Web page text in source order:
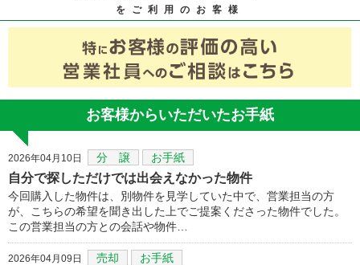
をご利用のお客様
お客様からいただいたお手紙
2026年04月10日 分 譲 お手紙
自分で探しただけでは出会えなかった物件
今回購入した物件は、別物件を見学していた中で、営業担当の方
が、こちらの希望を聞き出した上でご提案くださった物件でした。
この営業担当の方との会話や物件…
2026年04月09日 売却 お手紙